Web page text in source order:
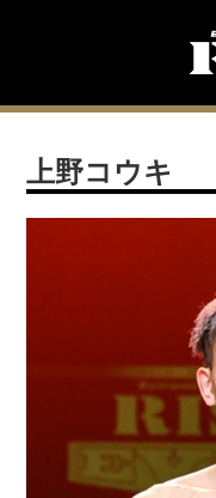
上野コウキ